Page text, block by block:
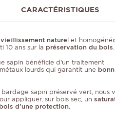
CARACTÉRISTIQUES
vieillissement nature l et
10 ans sur la préservation du bois.
sapin bénéficie d'un traitement
lourds qui garantit une
sapin préservé vert, nous
appliquer, sur bois sec, un
d'une protection.